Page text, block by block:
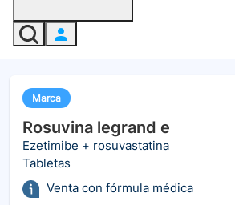
Marca
Rosuvina legrand e
Ezetimibe + rosuvastatina
Tabletas
Venta con fórmula médica